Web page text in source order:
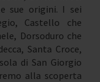
sue origini. I sei
Castello che
Dorsoduro che
Santa Croce,
di San Giorgio
alla scoperta